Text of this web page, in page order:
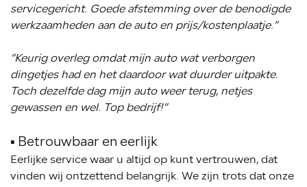
servicegericht. Goede afstemming over de benodigde
werkzaamheden aan de auto en prijs/kostenplaatje.”
“Keurig overleg omdat mijn auto wat verborgen
dingetjes had en het daardoor wat duurder uitpakte.
Toch dezelfde dag mijn auto weer terug, netjes
gewassen en wel. Top bedrijf!”
▪️ Betrouwbaar en eerlijk
Eerlijke service waar u altijd op kunt vertrouwen, dat
vinden wij ontzettend belangrijk. We zijn trots dat onze